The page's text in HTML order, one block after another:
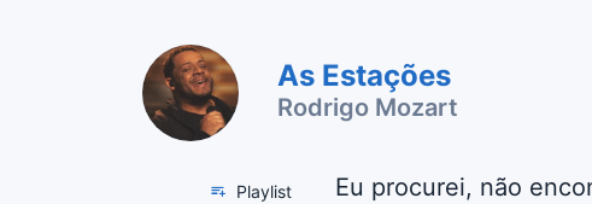
As Estações
Rodrigo Mozart
Playlist
Eu procurei, não